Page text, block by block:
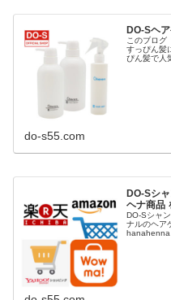
DO-Sヘ
このブログ
すっぴん髪
ぴん髪で人
do-s55.com
DO-Sシ
ヘナ商品
DO-Sシャ
ナルのヘア
hanahenna